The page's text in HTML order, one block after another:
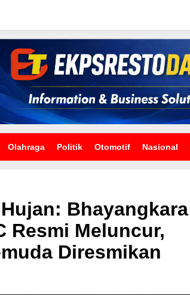
Olahraga Politik Otomotif Nasional
Bhayangkara
Resmi Meluncur,
Diresmikan